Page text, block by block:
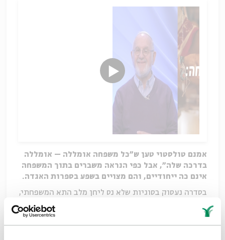
אמנם טולסטוי טען ש״כל משפחה אומללה – אומללה
בדרכה שלה״, אבל כפי הנראה משברים בתוך המשפחה
אינם כה ייחודיים, והם מצויים בשפע בספרות האגדה.
בסדרה נעסוק בסוגיות שלא נס ליחן מלב התא המשפחתי,
ונבחן כיצד ספרות האגדה התמודדה איתן. נדון בסוגיות
של עבודה ולימוד אל מול משפחה, גידול ילדים, גירושין,
הפן הפיננסי של משק הבית ועוד; ולבסוף ננסה לברר איך